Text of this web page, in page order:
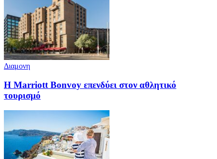
Διαμονη
Η Marriott Bonvoy επενδύει στον αθλητικό
τουρισμό